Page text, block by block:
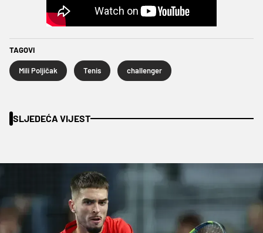
TAGOVI
Mili Poljičak Tenis challenger
SLJEDEĆA VIJEST